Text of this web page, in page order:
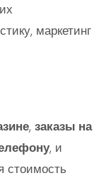
маркетинг
, заказы на
, и
стоимость